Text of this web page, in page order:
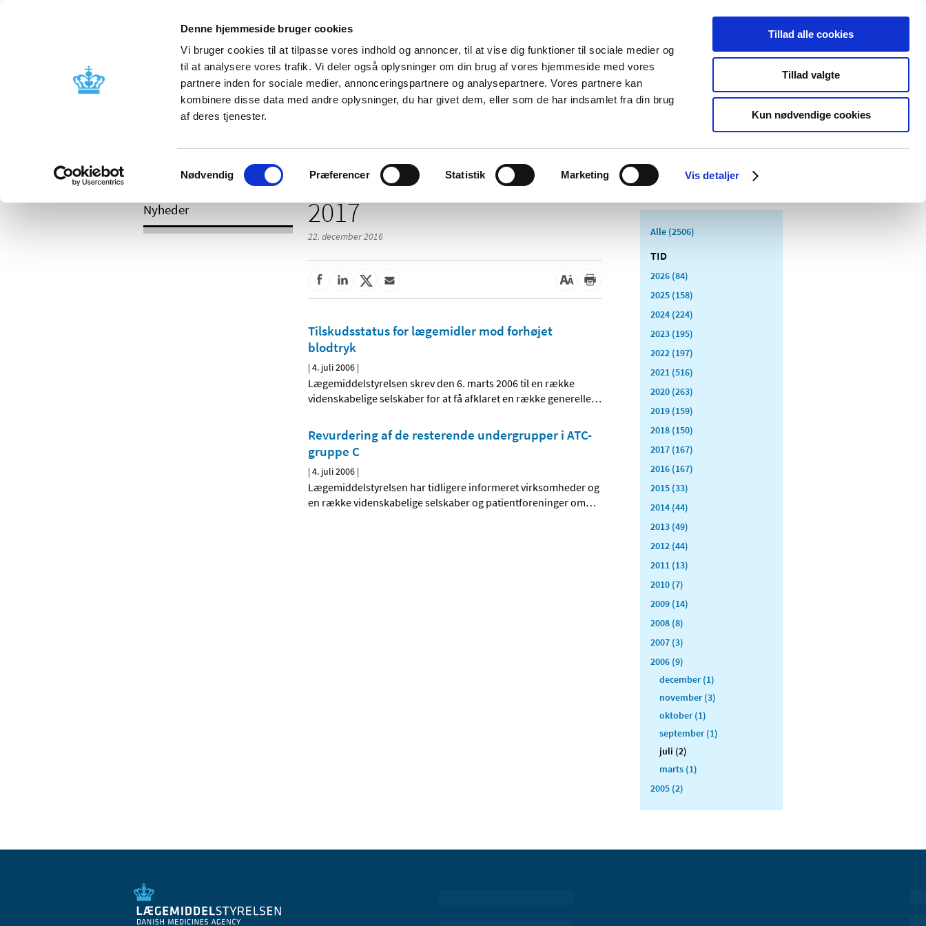
Denne hjemmeside bruger cookies
Vi bruger cookies til at tilpasse vores indhold og annoncer, til at vise dig funktioner til sociale medier og
til at analysere vores trafik. Vi deler også oplysninger om din brug af vores hjemmeside med vores
partnere inden for sociale medier, annonceringspartnere og analysepartnere. Vores partnere kan
kombinere disse data med andre oplysninger, du har givet dem, eller som de har indsamlet fra din brug
af deres tjenester.
Samtykkevalg
Nødvendig Præferencer Statistik Marketing Vis detaljer
Tillad alle cookies
Tillad valgte
Kun nødvendige cookies
Nyheder Om os Kontakt Udgivelser
Godkendelse og
Bivirkninger og
produktinformation
Tilskud og
Apoteker og salg af
Medicinsk
Særlige
produktområder
/ 2017
Nyheder 2017
22. december 2016
Tilskudsstatus for lægemidler mod forhøjet
blodtryk
|4. juli 2006 |
Lægemiddelstyrelsen skrev den 6. marts 2006 til en række
videnskabelige selskaber for at få afklaret en række generelle…
Revurdering af de resterende undergrupper i ATC-
gruppe C
|4. juli 2006 |
Lægemiddelstyrelsen har tidligere informeret virksomheder og
en række videnskabelige selskaber og patientforeninger om…
Alle (2506)
TID
2026 (84)
2025 (158)
2024 (224)
2023 (195)
2022 (197)
2021 (516)
2020 (263)
2019 (159)
2018 (150)
2017 (167)
2016 (167)
2015 (33)
2014 (44)
2013 (49)
2012 (44)
2011 (13)
2010 (7)
2009 (14)
2008 (8)
2007 (3)
2006 (9)
december (1)
november (3)
oktober (1)
september (1)
juli (2)
marts (1)
2005 (2)